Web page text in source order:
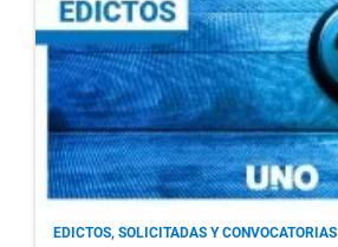
EDICTOS, SOLICITADAS Y CONVOCATORIAS